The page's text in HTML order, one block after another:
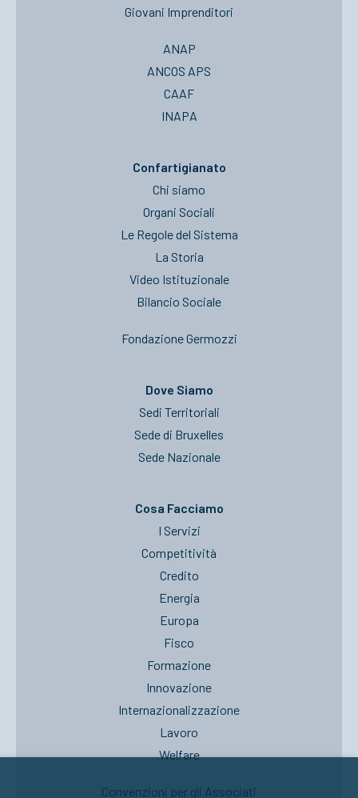
Giovani Imprenditori
ANAP
ANCOS APS
CAAF
INAPA
Confartigianato
Chi siamo
Organi Sociali
Le Regole del Sistema
La Storia
Video Istituzionale
Bilancio Sociale
Fondazione Germozzi
Dove Siamo
Sedi Territoriali
Sede di Bruxelles
Sede Nazionale
Cosa Facciamo
I Servizi
Competitività
Credito
Energia
Europa
Fisco
Formazione
Innovazione
Internazionalizzazione
Lavoro
Welfare
Convenzioni per gli Associati